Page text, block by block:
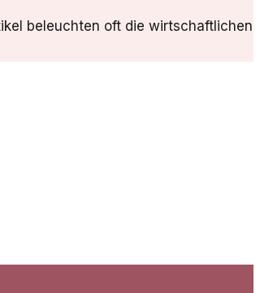
beleuchten oft die wirtschaftlichen